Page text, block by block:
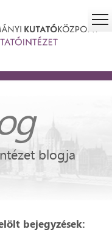
blogja
bejegyzések: